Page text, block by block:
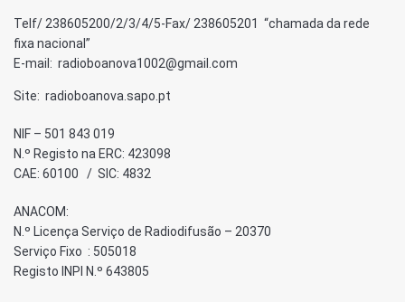
Telf/ 238605200/2/3/4/5-Fax/ 238605201 “chamada da rede
fixa nacional”
E-mail: radioboanova1002@gmail.com
Site: radioboanova.sapo.pt
NIF – 501 843 019
N.º Registo na ERC: 423098
CAE: 60100 / SIC: 4832
ANACOM:
N.º Licença Serviço de Radiodifusão – 20370
Serviço Fixo : 505018
Registo INPI N.º 643805